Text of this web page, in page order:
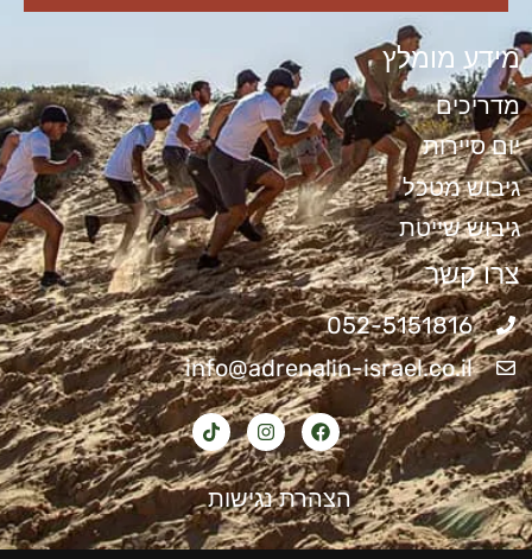
מידע מומלץ
מדריכים
יום סיירות
גיבוש מטכל
גיבוש שייטת
צרו קשר
052-5151816
info@adrenalin-israel.co.il
הצהרת נגישות